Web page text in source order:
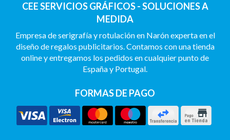
CEE SERVICIOS GRÁFICOS - SOLUCIONES A
MEDIDA
Empresa de serigrafía y rotulación en Narón experta en el
diseño de regalos publicitarios. Contamos con una tienda
online y entregamos los pedidos en cualquier punto de
España y Portugal.
FORMAS DE PAGO